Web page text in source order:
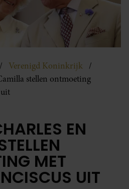
Verenigd Koninkrijk
stellen ontmoeting
EN
MET
UIT